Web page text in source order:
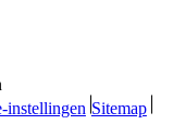
instellingen Sitemap